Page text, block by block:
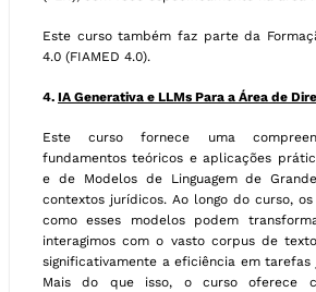
Este curso também faz parte da
4.0 (FIAMED 4.0).
4. IA Generativa e LLMs Para a Área de
Este curso fornece uma
fundamentos teóricos e aplicações
e de Modelos de Linguagem de
contextos jurídicos. Ao longo do curso,
como esses modelos podem
interagimos com o vasto corpus de
significativamente a eficiência em tarefas
Mais do que isso, o curso oferece